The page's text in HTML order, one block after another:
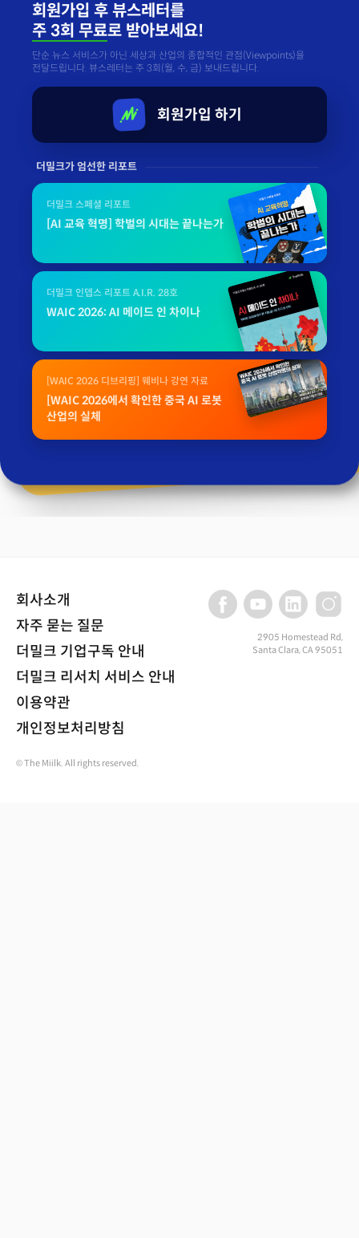
회원가입 후 뷰스레터를
주 3회 무료로 받아보세요!
단순 뉴스 서비스가 아닌 세상과 산업의 종합적인 관점(Viewpoints)을
전달드립니다. 뷰스레터는 주 3회(월, 수, 금) 보내드립니다.
회원가입 하기
더밀크가 엄선한 리포트
더밀크 스페셜 리포트
[AI 교육 혁명] 학벌의 시대는 끝나는가
더밀크 인뎁스 리포트 A.I.R. 28호
WAIC 2026: AI 메이드 인 차이나
[WAIC 2026 디브리핑] 웨비나 강연 자료
[WAIC 2026에서 확인한 중국 AI 로봇
산업의 실체
회사소개
자주 묻는 질문
더밀크 기업구독 안내
더밀크 리서치 서비스 안내
이용약관
개인정보처리방침
2905 Homestead Rd,
Santa Clara, CA 95051
© The Miilk. All rights reserved.